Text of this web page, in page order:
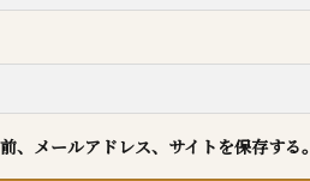
メールアドレス、サイトを保存する。